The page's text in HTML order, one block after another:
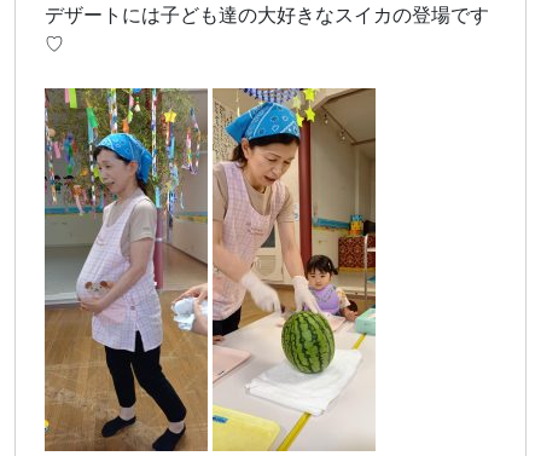
デザートには子ども達の大好きなスイカの登場です
♡